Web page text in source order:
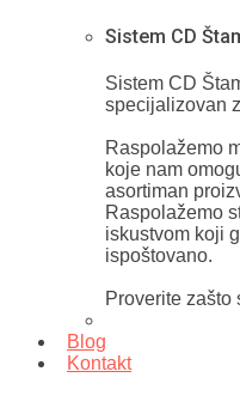
Sistem CD
Sistem CD
specijalizovan
Raspolažemo
koje nam
asortiman
Raspolažemo
iskustvom koji
ispoštovano.
Proverite zašto
Blog
Kontakt